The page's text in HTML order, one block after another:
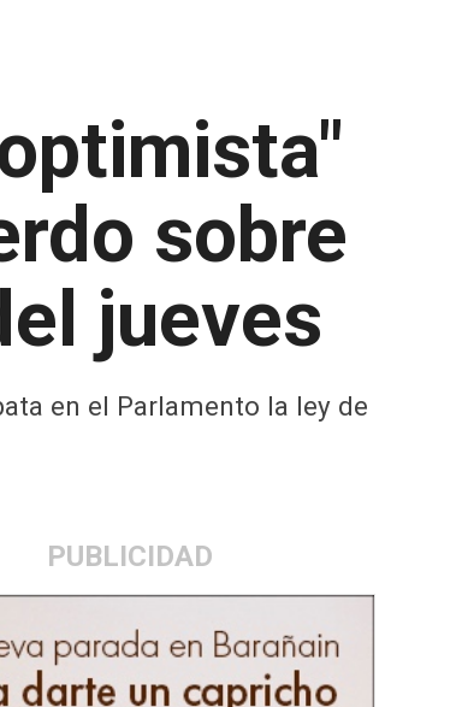
sobre
jueves
en el Parlamento la ley de
PUBLICIDAD